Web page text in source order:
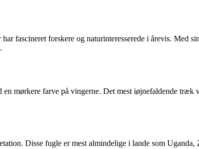
fascineret forskere og naturinteresserede i årevis. Med
mørkere farve på vingerne. Det mest iøjnefaldende træk
Disse fugle er mest almindelige i lande som Uganda,